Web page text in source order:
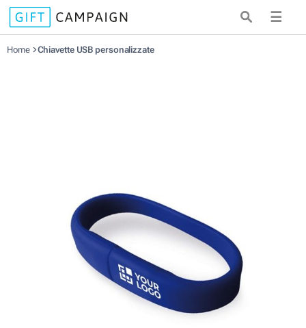
☰
Home Chiavette USB personalizzate